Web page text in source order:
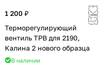
1 200 ₽
Терморегулирующий
вентиль ТРВ для 2190,
Калина 2 нового образца
В наличии